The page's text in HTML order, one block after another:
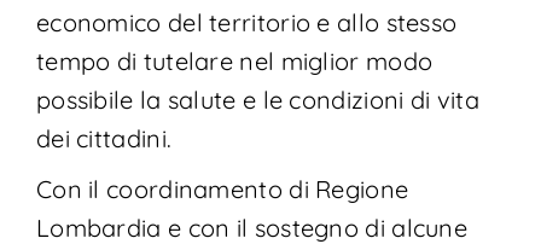
economico del territorio e allo stesso
tempo di tutelare nel miglior modo
possibile la salute e le condizioni di vita
dei cittadini.
Con il coordinamento di Regione
Lombardia e con il sostegno di alcune